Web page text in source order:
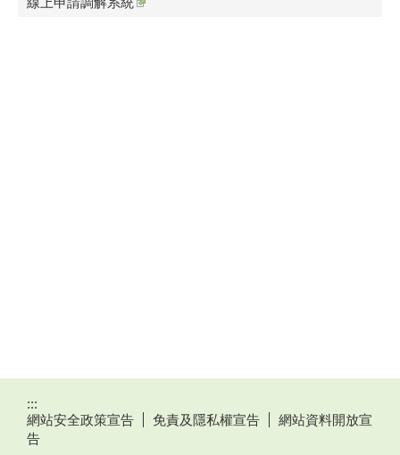
:::
網站安全政策宣告
免責及隱私權宣告
網站資料開放宣
告